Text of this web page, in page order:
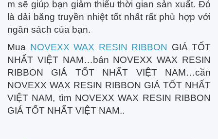
m sẽ giúp bạn giảm thiểu thời gian sản xuất. Đó
là dải băng truyền nhiệt tốt nhất rất phù hợp với
ngân sách của bạn.
Mua NOVEXX WAX RESIN RIBBON GIÁ TỐT
NHẤT VIỆT NAM…bán NOVEXX WAX RESIN
RIBBON GIÁ TỐT NHẤT VIỆT NAM…cần
NOVEXX WAX RESIN RIBBON GIÁ TỐT NHẤT
VIỆT NAM, tìm NOVEXX WAX RESIN RIBBON
GIÁ TỐT NHẤT VIỆT NAM..